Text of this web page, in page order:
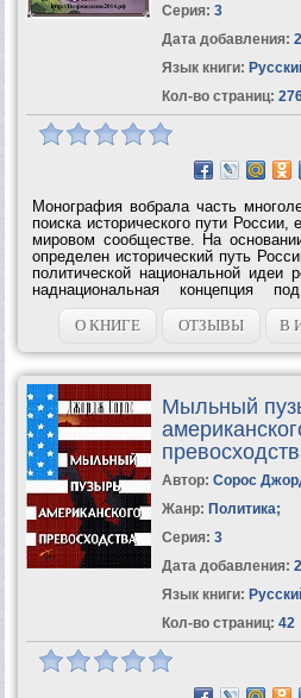
Серия: 3
Дата добавления:
Язык книги:
Кол-во страниц:
Монография вобрала часть
поиска исторического пути
мировом сообществе. На
определен исторический путь
политической национальной идеи
наднациональная концепция
православный», подразумевающая
человек....О КНИГЕ ОТЗЫВЫ В
Мыльный
Автор: Сорос
Жанр: Политика;
Серия: 3
Дата добавления:
Язык книги:
Кол-во страниц: 42